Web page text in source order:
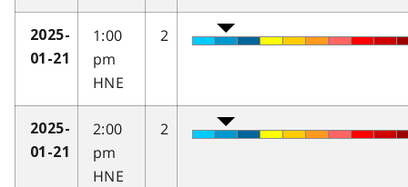
2025-
01-21
1:00
pm
HNE
2
2025-
01-21
2:00
pm
HNE
2